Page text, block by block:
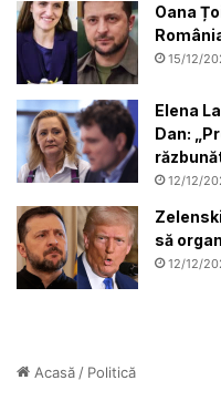
Oana
15/12/
Elena
Dan:
12/12/
să
12/12/